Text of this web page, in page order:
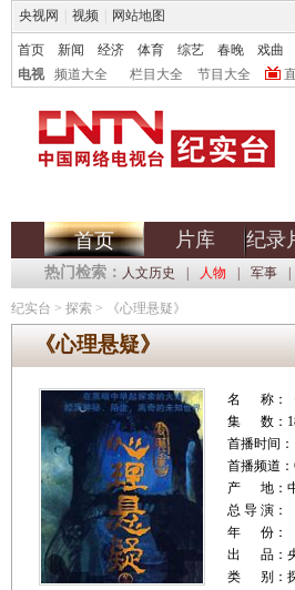
央视网 视频 网站地图
首页 新闻 经济 体育 综艺 春晚 戏曲
电视
频道大全 栏目大全 节目大全
首页 片库 纪录
热门检索： 人文历史 人物 军事
纪实台 > 探索 > 《心理悬疑》
《心理悬疑》
名 称：
集 数：
首播时间：
首播频道
产 地：
总 导 演：
年 份：
出 品：
类 别：